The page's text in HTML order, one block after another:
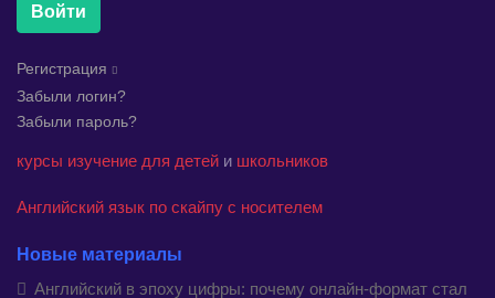
Войти
Регистрация
Забыли логин?
Забыли пароль?
курсы изучение для детей и школьников
Английский язык по скайпу с носителем
Новые материалы
Английский в эпоху цифры: почему онлайн-формат стал